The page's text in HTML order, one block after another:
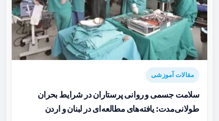
مقالات آموزشی
سلامت جسمی و روانی پرستاران در شرایط بحران
طولانی‌مدت: یافته‌های مطالعه‌ای در لبنان و اردن